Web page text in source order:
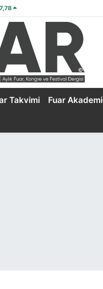
Takvimi Fuar Akademi